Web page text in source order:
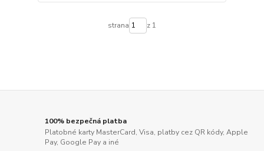
strana z 1
100% bezpečná platba
Platobné karty MasterCard, Visa, platby cez QR kódy, Apple
Pay, Google Pay a iné